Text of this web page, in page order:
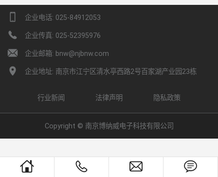
企业电话: 025-84912053
phone_fill 企业传真: 025-52395976
envelope_fill 企业邮箱: bnw@njbnw.com
placemark_fill 企业地址: 南京市江宁区清水亭西路2号百家湖产业园23栋
行业新闻 法律声明 隐私政策
Copyright © 南京博纳威电子科技有限公司
house phone envelope chat_bubble_text